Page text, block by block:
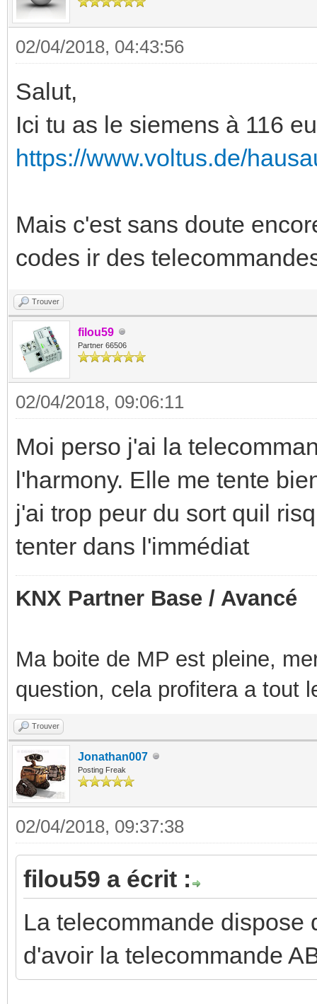
02/04/2018, 04:43:56
Salut,
Ici tu as le siemens à 116
https://www.voltus.de/
Mais c'est sans doute
codes ir des
Trouver
filou59
Partner 66506
02/04/2018, 09:06:11
Moi perso j'ai la
l'harmony. Elle me tente
j'ai trop peur du sort quil
tenter dans l'immédiat
KNX Partner Base / Avancé
Ma boite de MP est pleine,
question, cela profitera a tout
Trouver
Jonathan007
Posting Freak
02/04/2018, 09:37:38
filou59 a écrit :
La telecommande dispose
d'avoir la telecommande